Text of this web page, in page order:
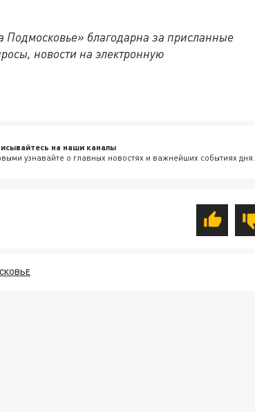
благодарна за присланные
новости на электронную
на наши каналы
узнавайте о главных новостях и важнейших событиях дня.